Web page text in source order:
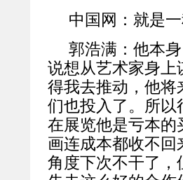
中国网：就是
郭浩满：他本
说想从艺术家身上
得我去推动，他将
们也投入了。所以
在展览他是亏本的
画连成本都收不
角度下次不干了，